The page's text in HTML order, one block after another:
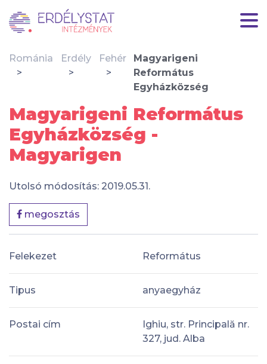
Románia Erdély Fehér
Magyarigeni
Református
Egyházközség
Magyarigeni Református
Egyházközség -
Magyarigen
Utolsó módosítás: 2019.05.31.
megosztás
Felekezet Református
Tipus anyaegyház
Postai cím
Ighiu, str. Principală nr.
327, jud. Alba